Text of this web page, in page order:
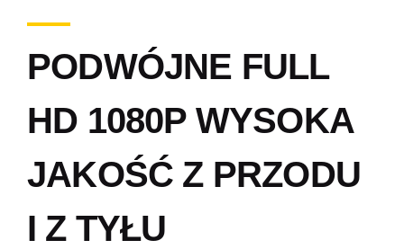
PODWÓJNE FULL
HD 1080P WYSOKA
JAKOŚĆ Z PRZODU
I Z TYŁU